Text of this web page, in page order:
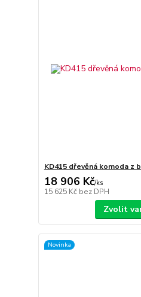
KD415 dřevěná komoda z
18 906 Kč/ks
15 625 Kč bez DPH
Zvolit
Novinka